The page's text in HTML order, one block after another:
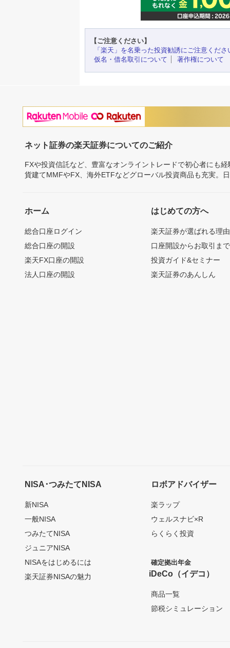
【ご注意ください】
「楽天」を名乗った投資勧誘にご注意くださ
仮名・借名取引について
著作権について
ネット証券の楽天証券についてのご紹介
FXや投資信託など、豊富なオンライントレードで初心者にも
貨建てMMFやFX、海外ETFなどグローバル投資商品も充実。
ホーム
総合口座ログイン
総合口座の開設
楽天FX口座の開設
法人口座の開設
はじめての方へ
楽天証券が選ばれる理由
口座開設からお取引ま
投資ガイド&セミナー
楽天証券のあんしん
NISA･つみたてNISA
新NISA
一般NISA
つみたてNISA
ジュニアNISA
NISAをはじめるには
楽天証券NISAの魅力
ロボアドバイザー
楽ラップ
ウェルスナビ×R
らくらく投資
確定拠出年金
iDeCo（イデコ）
商品一覧
節税シミュレーション